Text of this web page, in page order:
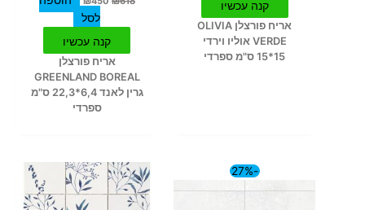
קנה עכשיו
אריח פורצלן OLIVIA
VERDE אוליו וירדי
15*15 ס"מ ספרדי
לסל
קנה עכשיו
אריח פורצלן
GREENLAND BOREAL
גרין לאנד 6,4*22,3 ס"מ
ספרדי
-27%
המחיר
המקורי
היה:
המחיר
הנוכחי
הוא: